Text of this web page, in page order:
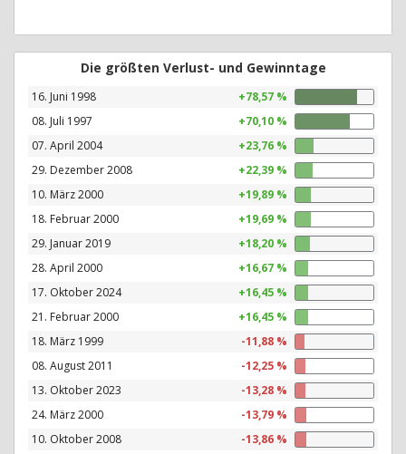
Die größten Verlust- und Gewinntage
16. Juni 1998
+78,57 %
08. Juli 1997
+70,10 %
07. April 2004
+23,76 %
29. Dezember 2008
+22,39 %
10. März 2000
+19,89 %
18. Februar 2000
+19,69 %
29. Januar 2019
+18,20 %
28. April 2000
+16,67 %
17. Oktober 2024
+16,45 %
21. Februar 2000
+16,45 %
18. März 1999
-11,88 %
08. August 2011
-12,25 %
13. Oktober 2023
-13,28 %
24. März 2000
-13,79 %
10. Oktober 2008
-13,86 %